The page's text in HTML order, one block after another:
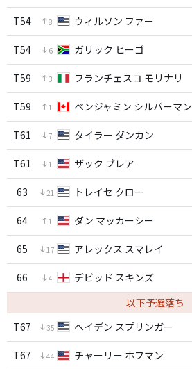
T54 8 ウィルソン ファー
T54 6 ガリック ヒーゴ
T59 3 フランチェスコ モリナリ
T59 1 ベンジャミン シルバーマン
T61 7 タイラー ダンカン
T61 1 ザック ブレア
63 21 トレイセ クロー
64 1 ダン マッカーシー
65 17 アレックス スマレイ
66 4 デビッド スキンズ
以下予選落ち
T67
35 ヘイデン スプリンガー
T67 44 チャーリー ホフマン